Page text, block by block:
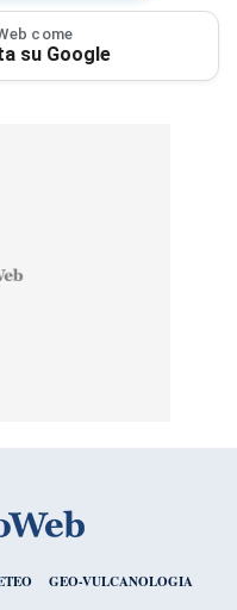
come
su Google
GEO-VULCANOLOGIA